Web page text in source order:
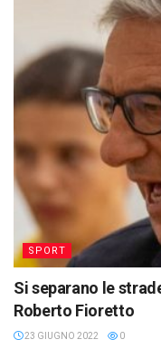
SPORT
Si separano le
Roberto Fioretto
23 GIUGNO 2022 0